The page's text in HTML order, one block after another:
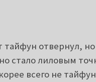
отвернул,
стало лиловым
всего не